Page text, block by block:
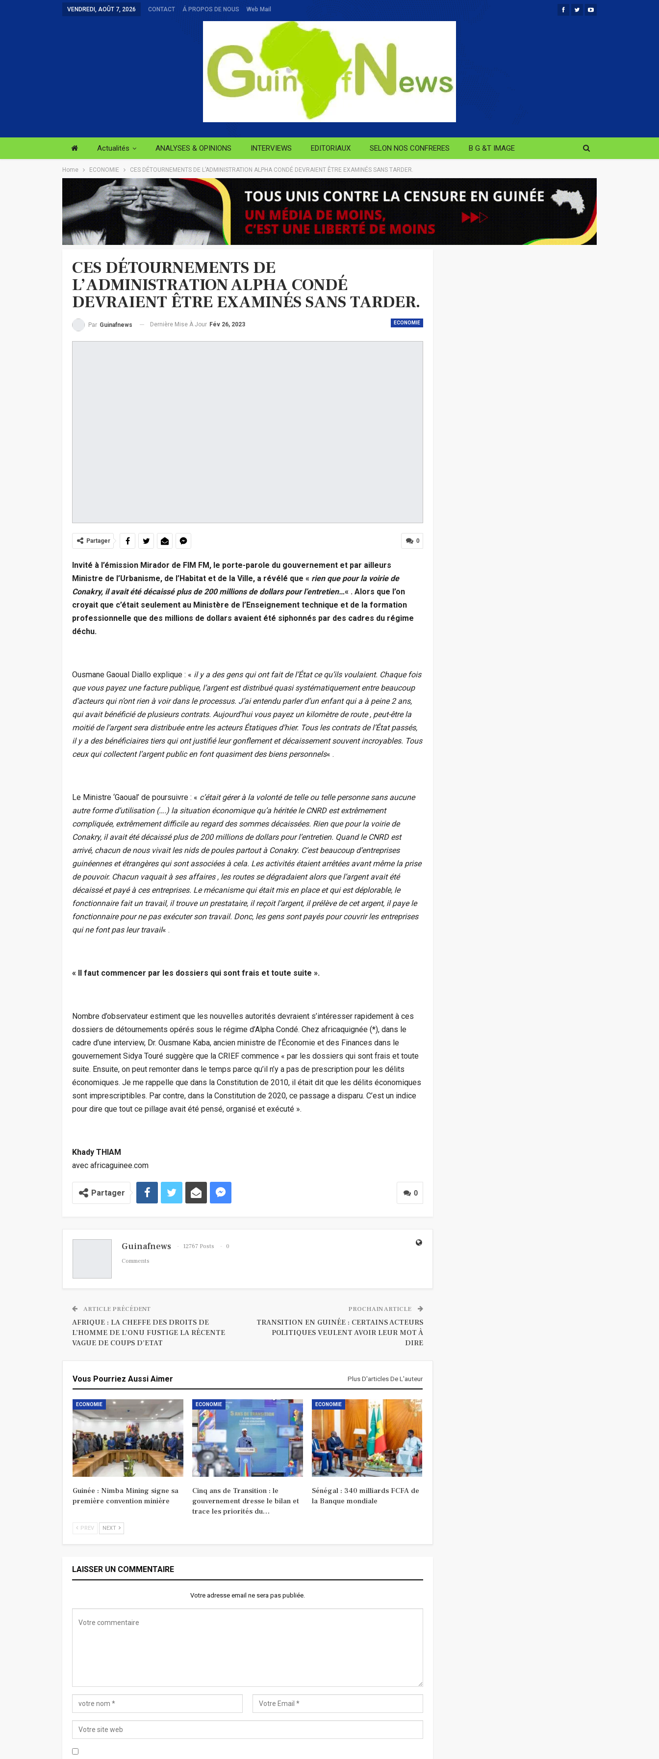
VENDREDI, AOÛT 7, 2026 CONTACT Á PROPOS DE NOUS Web Mail
Actualités ANALYSES & OPINIONS INTERVIEWS EDITORIAUX SELON NOS CONFRERES B G &T IMAGE
Home ECONOMIE CES DÉTOURNEMENTS DE L’ADMINISTRATION ALPHA CONDÉ DEVRAIENT ÊTRE EXAMINÉS SANS TARDER.
CES DÉTOURNEMENTS DE
L’ADMINISTRATION ALPHA CONDÉ
DEVRAIENT ÊTRE EXAMINÉS SANS TARDER.
ECONOMIE
Par Guinafnews Dernière Mise À Jour Fév 26, 2023
0
Partager
Invité à l’émission Mirador de FIM FM, le porte-parole du gouvernement et par ailleurs
Ministre de l’Urbanisme, de l’Habitat et de la Ville, a révélé que « rien que pour la voirie de
Conakry, il avait été décaissé plus de 200 millions de dollars pour l’entretien…« . Alors que l’on
croyait que c’était seulement au Ministère de l’Enseignement technique et de la formation
professionnelle que des millions de dollars avaient été siphonnés par des cadres du régime
déchu.
Ousmane Gaoual Diallo explique : « il y a des gens qui ont fait de l’État ce qu’ils voulaient. Chaque fois
que vous payez une facture publique, l’argent est distribué quasi systématiquement entre beaucoup
d’acteurs qui n’ont rien à voir dans le processus. J’ai entendu parler d’un enfant qui a à peine 2 ans,
qui avait bénéficié de plusieurs contrats. Aujourd’hui vous payez un kilomètre de route , peut-être la
moitié de l’argent sera distribuée entre les acteurs Étatiques d’hier. Tous les contrats de l’État passés,
il y a des bénéficiaires tiers qui ont justifié leur gonflement et décaissement souvent incroyables. Tous
ceux qui collectent l’argent public en font quasiment des biens personnels« .
Le Ministre ‘Gaoual’ de poursuivre : « c’était gérer à la volonté de telle ou telle personne sans aucune
autre forme d’utilisation (….) la situation économique qu’a héritée le CNRD est extrêmement
compliquée, extrêmement difficile au regard des sommes décaissées. Rien que pour la voirie de
Conakry, il avait été décaissé plus de 200 millions de dollars pour l’entretien. Quand le CNRD est
arrivé, chacun de nous vivait les nids de poules partout à Conakry. C’est beaucoup d’entreprises
guinéennes et étrangères qui sont associées à cela. Les activités étaient arrêtées avant même la prise
de pouvoir. Chacun vaquait à ses affaires , les routes se dégradaient alors que l’argent avait été
décaissé et payé à ces entreprises. Le mécanisme qui était mis en place et qui est déplorable, le
fonctionnaire fait un travail, il trouve un prestataire, il reçoit l’argent, il prélève de cet argent, il paye le
fonctionnaire pour ne pas exécuter son travail. Donc, les gens sont payés pour couvrir les entreprises
qui ne font pas leur travail« .
« Il faut commencer par les dossiers qui sont frais et toute suite ».
Nombre d’observateur estiment que les nouvelles autorités devraient s’intéresser rapidement à ces
dossiers de détournements opérés sous le régime d’Alpha Condé. Chez africaquignée (*), dans le
cadre d’une interview, Dr. Ousmane Kaba, ancien ministre de l’Économie et des Finances dans le
gouvernement Sidya Touré suggère que la CRIEF commence « par les dossiers qui sont frais et toute
suite. Ensuite, on peut remonter dans le temps parce qu’il n’y a pas de prescription pour les délits
économiques. Je me rappelle que dans la Constitution de 2010, il était dit que les délits économiques
sont imprescriptibles. Par contre, dans la Constitution de 2020, ce passage a disparu. C’est un indice
pour dire que tout ce pillage avait été pensé, organisé et exécuté ».
Khady THIAM
avec africaguinee.com
0
Partager
Guinafnews 12767 Posts
0
Comments
ARTICLE PRÉCÉDENT
AFRIQUE : LA CHEFFE DES DROITS DE
L’HOMME DE L’ONU FUSTIGE LA RÉCENTE
VAGUE DE COUPS D’ETAT
PROCHAIN ARTICLE
TRANSITION EN GUINÉE : CERTAINS ACTEURS
POLITIQUES VEULENT AVOIR LEUR MOT À
DIRE
Vous Pourriez Aussi Aimer Plus D'articles De L'auteur
ECONOMIE
Guinée : Nimba Mining signe sa
première convention minière
ECONOMIE
Cinq ans de Transition : le
gouvernement dresse le bilan et
trace les priorités du…
ECONOMIE
Sénégal : 340 milliards FCFA de
la Banque mondiale
PREV NEXT
LAISSER UN COMMENTAIRE
Votre adresse email ne sera pas publiée.